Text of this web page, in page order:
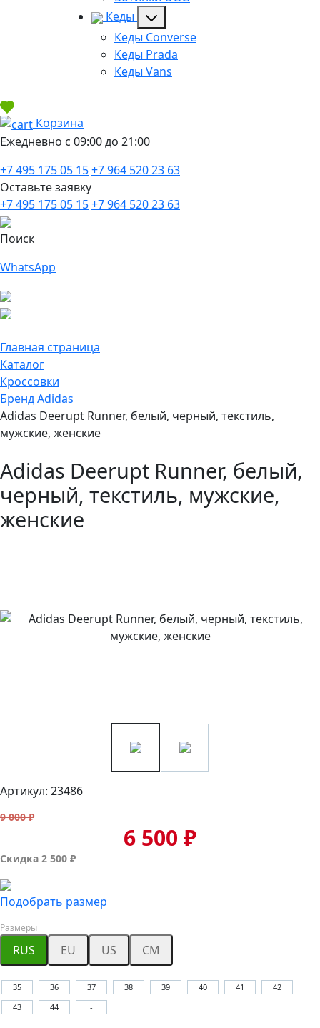
Кеды
Кеды Converse
Кеды Prada
Кеды Vans
Корзина
Ежедневно с 09:00 до 21:00
+7 495 175 05 15+7 964 520 23 63
Оставьте заявку
+7 495 175 05 15+7 964 520 23 63
Поиск
WhatsApp
Главная страница
Каталог
Кроссовки
Бренд Adidas
Adidas Deerupt Runner, белый, черный, текстиль,
мужские, женские
Adidas Deerupt Runner, белый,
черный, текстиль, мужские,
женские
Артикул: 23486
9 000 ₽
6 500 ₽
Скидка 2 500 ₽
Подобрать размер
Размеры
RUS EU US CM
35 36 37 38 39 40 41
42
43
44 -